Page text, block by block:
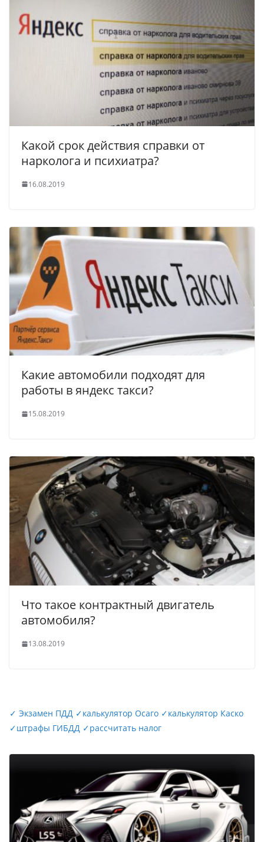
Какой срок действия справки от
нарколога и психиатра?
16.08.2019
Какие автомобили подходят для
работы в яндекс такси?
15.08.2019
Что такое контрактный двигатель
автомобиля?
13.08.2019
✓ Экзамен ПДД ✓калькулятор Осаго ✓калькулятор Каско
✓штрафы ГИБДД ✓рассчитать налог